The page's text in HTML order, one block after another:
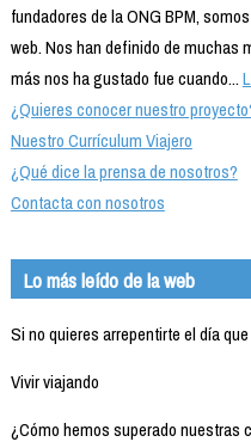
fundadores de la ONG BPM,
web. Nos han definido de muchas
más nos ha gustado fue cuando...
¿Quieres conocer nuestro
Nuestro Currículum Viajero
¿Qué dice la prensa de nosotros?
Contacta con nosotros
Lo más leído de la web
Si no quieres arrepentirte el día
Vivir viajando
¿Cómo hemos superado nuestras